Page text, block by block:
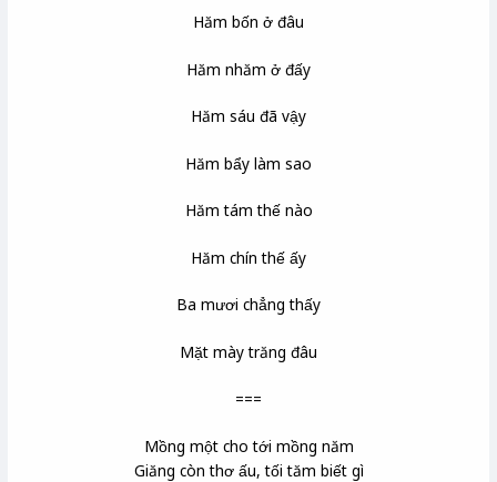
Hăm bốn ở đâu
Hăm nhăm ở đấy
Hăm sáu đã vậy
Hăm bẩy làm sao
Hăm tám thế nào
Hăm chín thế ấy
Ba mươi chẳng thấy
Mặt mày trăng đâu
===
Mồng một cho tới mồng năm
Giăng còn thơ ấu, tối tăm biết gì